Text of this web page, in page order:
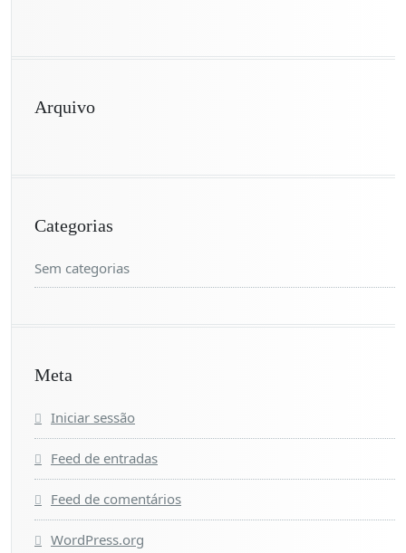
Arquivo
Categorias
Sem categorias
Meta
Iniciar sessão
Feed de entradas
Feed de comentários
WordPress.org